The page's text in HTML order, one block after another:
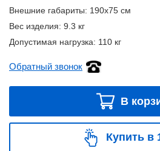
Внешние габариты: 190x75 см
Вес изделия: 9.3 кг
Допустимая нагрузка: 110 кг
Обратный звонок
В
Купить в